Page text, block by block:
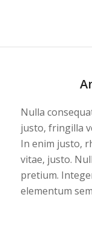
Nulla
justo, fringilla
In enim justo,
vitae, justo.
pretium.
elementum